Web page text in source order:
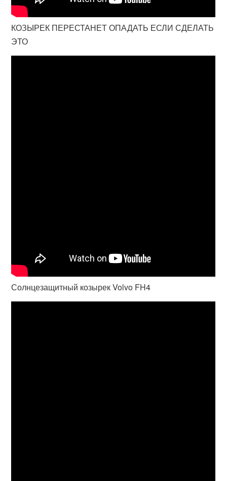
КОЗЫРЕК ПЕРЕСТАНЕТ ОПАДАТЬ ЕСЛИ СДЕЛАТЬ
ЭТО
Солнцезащитный козырек Volvo FH4